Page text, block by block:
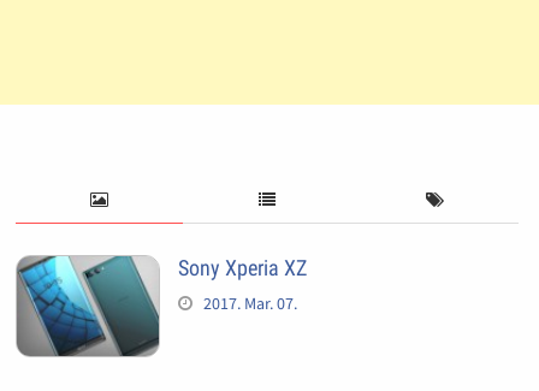
Sony Xperia XZ
2017. Mar. 07.